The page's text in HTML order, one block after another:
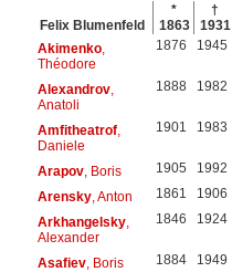
Felix Blumenfeld
*
1863
†
1931
Akimenko,
Théodore
1876 1945
Alexandrov,
Anatoli
1888 1982
Amfitheatrof,
Daniele
1901 1983
Arapov, Boris 1905 1992
Arensky, Anton 1861 1906
Arkhangelsky,
Alexander
1846 1924
Asafiev, Boris 1884 1949